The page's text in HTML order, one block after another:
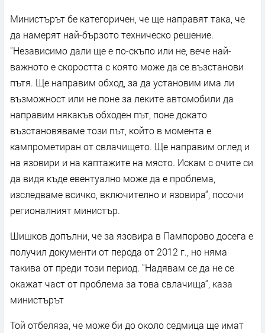
Министърът бе категоричен, че ще направят така, че
да намерят най-бързото техническо решение.
"Независимо дали ще е по-скъпо или не, вече най-
важното е скоростта с която може да се възстанови
пътя. Ще направим обход, за да установим има ли
възможност или не поне за леките автомобили да
направим някакъв обходен път, поне докато
възстановяваме този път, който в момента е
кампрометиран от свлачището. Ще направим оглед и
на язовири и на каптажите на място. Искам с очите си
да видя къде евентуално може да е проблема,
изследваме всичко, включително и язовира“, посочи
регионалният министър.
Шишков допълни, че за язовира в Пампорово досега е
получил документи от перода от 2012 г., но няма
такива от преди този период. "Надявам се да не се
окажат част от проблема за това свлачища“, каза
министърът
Той отбеляза, че може би до около седмица ще имат